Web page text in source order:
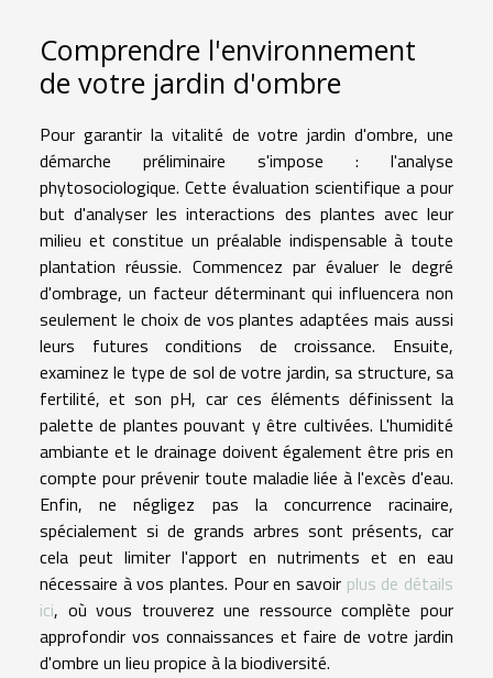
Comprendre l'environnement
de votre jardin d'ombre
Pour garantir la vitalité de votre jardin d'ombre, une
démarche préliminaire s'impose : l'analyse
phytosociologique. Cette évaluation scientifique a pour
but d'analyser les interactions des plantes avec leur
milieu et constitue un préalable indispensable à toute
plantation réussie. Commencez par évaluer le degré
d'ombrage, un facteur déterminant qui influencera non
seulement le choix de vos plantes adaptées mais aussi
leurs futures conditions de croissance. Ensuite,
examinez le type de sol de votre jardin, sa structure, sa
fertilité, et son pH, car ces éléments définissent la
palette de plantes pouvant y être cultivées. L'humidité
ambiante et le drainage doivent également être pris en
compte pour prévenir toute maladie liée à l'excès d'eau.
Enfin, ne négligez pas la concurrence racinaire,
spécialement si de grands arbres sont présents, car
cela peut limiter l'apport en nutriments et en eau
nécessaire à vos plantes. Pour en savoir plus de détails
ici, où vous trouverez une ressource complète pour
approfondir vos connaissances et faire de votre jardin
d'ombre un lieu propice à la biodiversité.